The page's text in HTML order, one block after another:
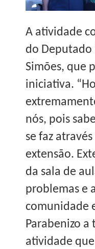
A atividade
do Deputado
Simões, que
iniciativa.
nós, pois
se faz
extensão.
da sala de
problemas e
comunidade
Parabenizo a
atividade